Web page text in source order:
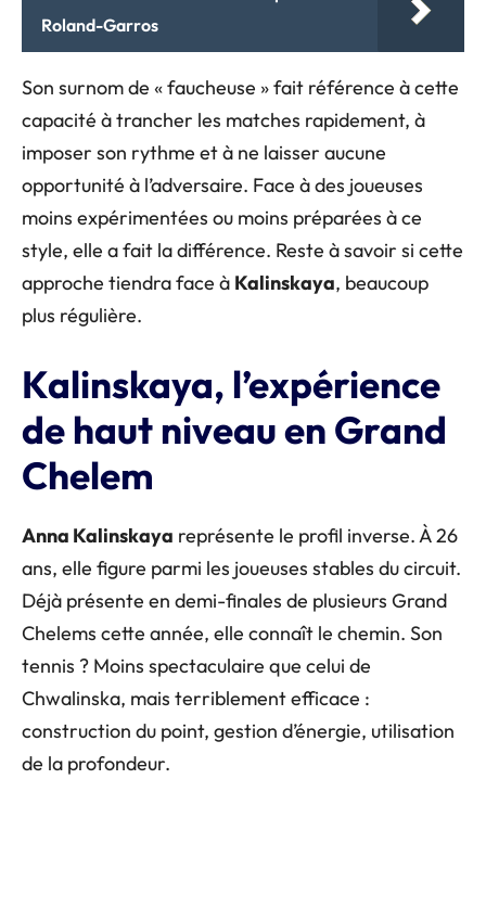
Roland-Garros
Son surnom de « faucheuse » fait référence à cette
capacité à trancher les matches rapidement, à
imposer son rythme et à ne laisser aucune
opportunité à l’adversaire. Face à des joueuses
moins expérimentées ou moins préparées à ce
style, elle a fait la différence. Reste à savoir si cette
approche tiendra face à Kalinskaya, beaucoup
plus régulière.
Kalinskaya, l’expérience
de haut niveau en Grand
Chelem
Anna Kalinskaya représente le profil inverse. À 26
ans, elle figure parmi les joueuses stables du circuit.
Déjà présente en demi-finales de plusieurs Grand
Chelems cette année, elle connaît le chemin. Son
tennis ? Moins spectaculaire que celui de
Chwalinska, mais terriblement efficace :
construction du point, gestion d’énergie, utilisation
de la profondeur.